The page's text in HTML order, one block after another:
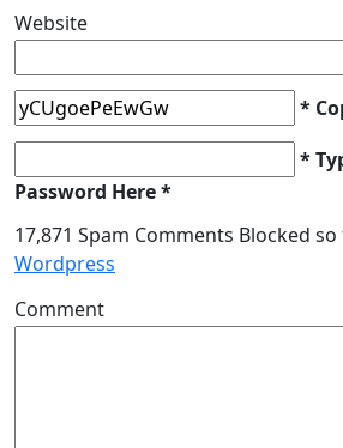
Website
*
*
Password Here *
17,871 Spam Comments Blocked
Wordpress
Comment